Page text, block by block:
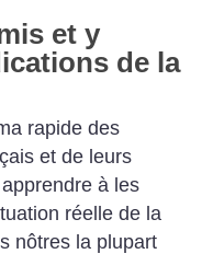
et y
de la
rapide des
et de leurs
à les
réelle de la
nôtres la plupart